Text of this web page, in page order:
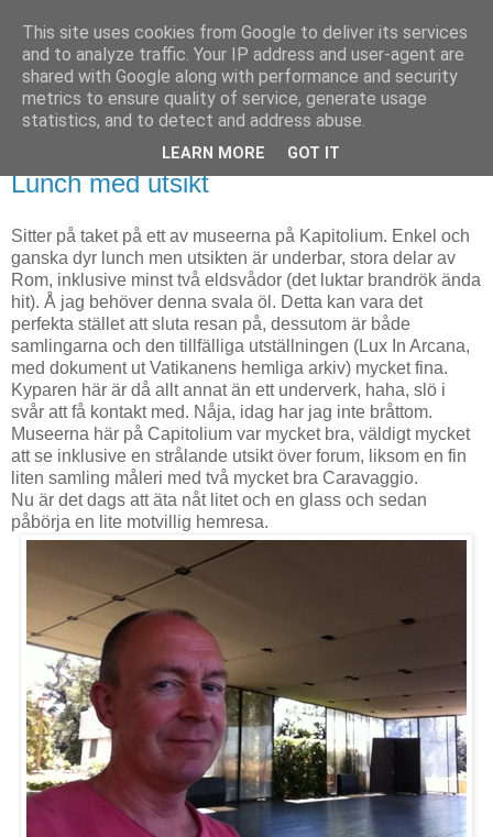
Björn Fritz
vad än som faller mig in
tisdag, juli 31, 2012
Lunch med utsikt
Sitter på taket på ett av museerna på Kapitolium. Enkel och
ganska dyr lunch men utsikten är underbar, stora delar av
Rom, inklusive minst två eldsvådor (det luktar brandrök ända
hit). Å jag behöver denna svala öl. Detta kan vara det
perfekta stället att sluta resan på, dessutom är både
samlingarna och den tillfälliga utställningen (Lux In Arcana,
med dokument ut Vatikanens hemliga arkiv) mycket fina.
Kyparen här är då allt annat än ett underverk, haha, slö i
svår att få kontakt med. Nåja, idag har jag inte bråttom.
Museerna här på Capitolium var mycket bra, väldigt mycket
att se inklusive en strålande utsikt över forum, liksom en fin
liten samling måleri med två mycket bra Caravaggio.
Nu är det dags att äta nåt litet och en glass och sedan
påbörja en lite motvillig hemresa.
This site uses cookies from Google to deliver its services
and to analyze traffic. Your IP address and user-agent are
shared with Google along with performance and security
metrics to ensure quality of service, generate usage
statistics, and to detect and address abuse.
LEARN MORE GOT IT